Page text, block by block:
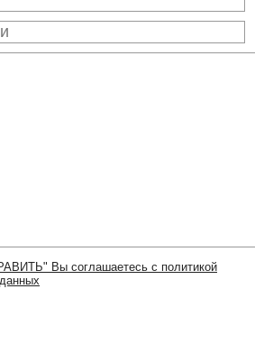
Вы соглашаетесь с политикой